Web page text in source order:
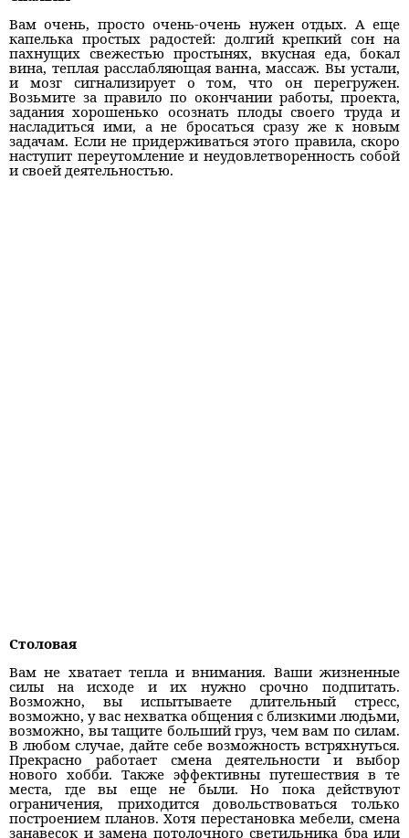
Вам очень, просто очень-очень нужен отдых. А еще
капелька простых радостей: долгий крепкий сон на
пахнущих свежестью простынях, вкусная еда, бокал
вина, теплая расслабляющая ванна, массаж. Вы устали,
и мозг сигнализирует о том, что он перегружен.
Возьмите за правило по окончании работы, проекта,
задания хорошенько осознать плоды своего труда и
насладиться ими, а не бросаться сразу же к новым
задачам. Если не придерживаться этого правила, скоро
наступит переутомление и неудовлетворенность собой
и своей деятельностью.
Столовая
Вам не хватает тепла и внимания. Ваши жизненные
силы на исходе и их нужно срочно подпитать.
Возможно, вы испытываете длительный стресс,
возможно, у вас нехватка общения с близкими людьми,
возможно, вы тащите больший груз, чем вам по силам.
В любом случае, дайте себе возможность встряхнуться.
Прекрасно работает смена деятельности и выбор
нового хобби. Также эффективны путешествия в те
места, где вы еще не были. Но пока действуют
ограничения, приходится довольствоваться только
построением планов. Хотя перестановка мебели, смена
занавесок и замена потолочного светильника бра или